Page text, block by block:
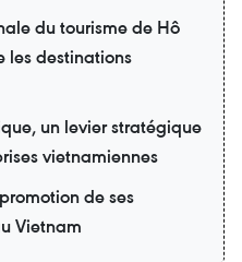
du tourisme de Hô
les destinations
un levier stratégique
vietnamiennes
de ses
Vietnam